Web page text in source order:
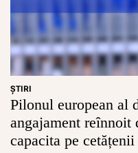
ŞTIRI
Pilonul european al
angajament reînnoit
capacita pe